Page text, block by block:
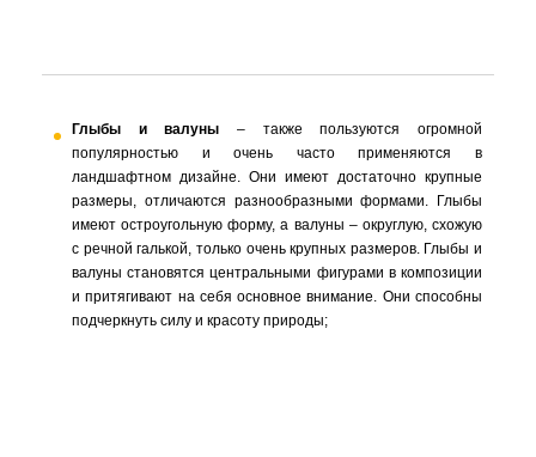
Глыбы и валуны – также пользуются огромной
популярностью и очень часто применяются в
ландшафтном дизайне. Они имеют достаточно крупные
размеры, отличаются разнообразными формами. Глыбы
имеют остроугольную форму, а валуны – округлую, схожую
с речной галькой, только очень крупных размеров. Глыбы и
валуны становятся центральными фигурами в композиции
и притягивают на себя основное внимание. Они способны
подчеркнуть силу и красоту природы;